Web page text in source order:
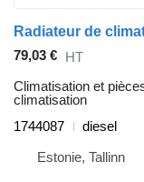
79,03 € HT
Climatisation et
climatisation
1744087
diesel
Estonie, Tallinn